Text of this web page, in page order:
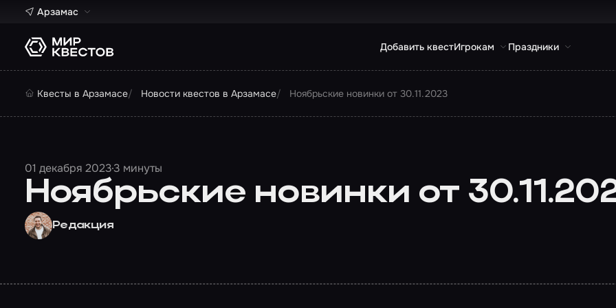
Арзамас
Добавить квестИгрокам Праздники
Квесты в Арзамасе Новости квестов в Арзамасе Ноябрьские новинки от 30.11.2023
01 декабря 20233 минуты
Ноябрьские новинки от
Редакция